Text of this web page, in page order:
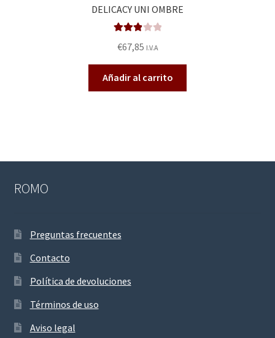
DELICACY UNI OMBRE
o en
2.92de
5
€67,85 I.V.A
Añadir al carrito
ROMO
Preguntas frecuentes
Contacto
Política de devoluciones
Términos de uso
Aviso legal